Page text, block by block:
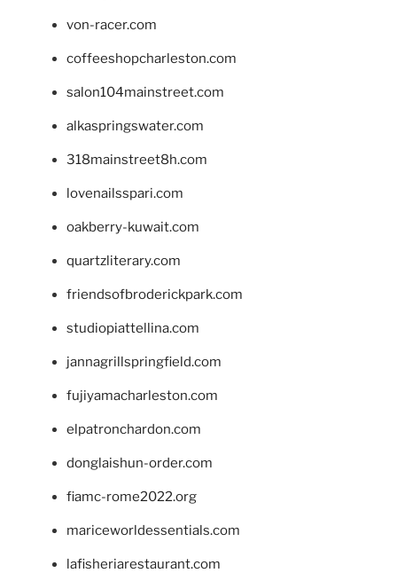
von-racer.com
coffeeshopcharleston.com
salon104mainstreet.com
alkaspringswater.com
318mainstreet8h.com
lovenailsspari.com
oakberry-kuwait.com
quartzliterary.com
friendsofbroderickpark.com
studiopiattellina.com
jannagrillspringfield.com
fujiyamacharleston.com
elpatronchardon.com
donglaishun-order.com
fiamc-rome2022.org
mariceworldessentials.com
lafisheriarestaurant.com